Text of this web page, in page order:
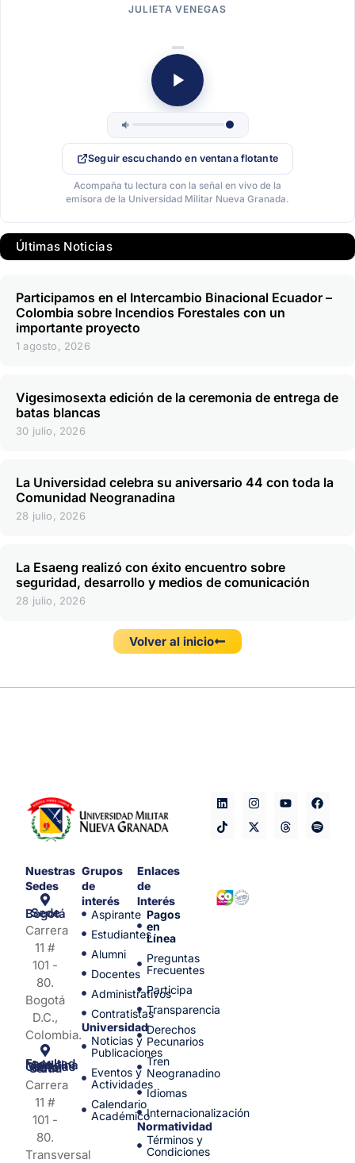
JULIETA VENEGAS
Seguir escuchando en ventana flotante
Acompaña tu lectura con la señal en vivo de la
emisora de la Universidad Militar Nueva Granada.
Últimas Noticias
Participamos en el Intercambio Binacional Ecuador –
Colombia sobre Incendios Forestales con un
importante proyecto
1 agosto, 2026
Vigesimosexta edición de la ceremonia de entrega de
batas blancas
30 julio, 2026
La Universidad celebra su aniversario 44 con toda la
Comunidad Neogranadina
28 julio, 2026
La Esaeng realizó con éxito encuentro sobre
seguridad, desarrollo y medios de comunicación
28 julio, 2026
Volver al inicio
Nuestras
Sedes
Sede Bogotá
Carrera
11 #
101 -
80.
Bogotá
D.C.,
Colombia.
Facultad de Medicina y Ciencias de la Salud
Carrera
11 #
101 -
80.
Transversal
Grupos
de
interés
Aspirante
Estudiantes
Alumni
Docentes
Administrativos
Contratistas
Universidad
Noticias y
Publicaciones
Eventos y
Actividades
Calendario
Académico
Enlaces
de
Interés
Pagos
en
Línea
Preguntas
Frecuentes
Participa
Transparencia
Derechos
Pecunarios
Tren
Neogranadino
Idiomas
Internacionalización
Normatividad
Términos y
Condiciones